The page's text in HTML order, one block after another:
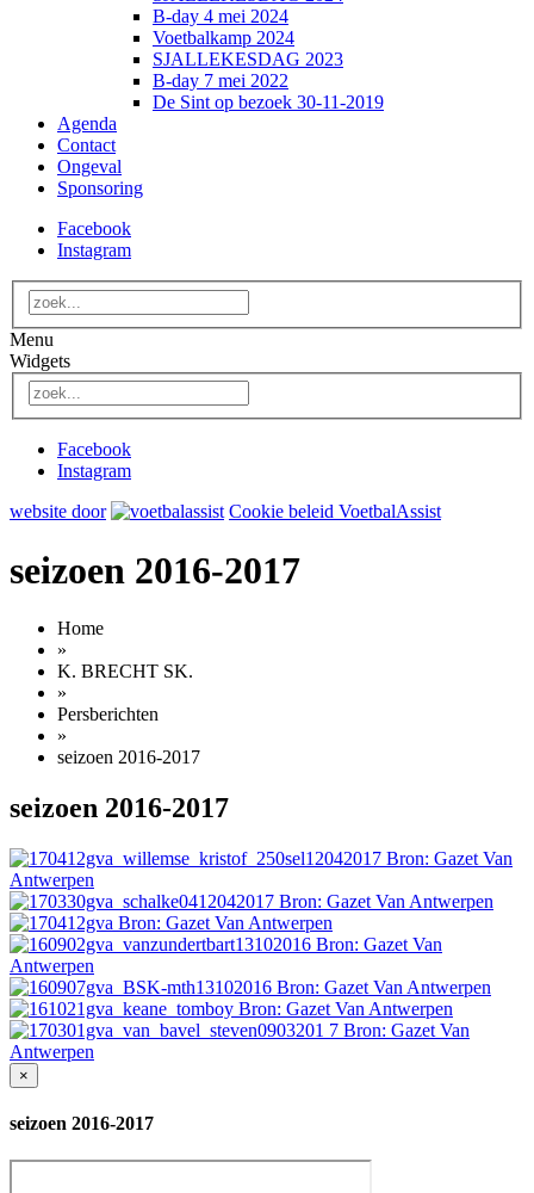
B-day 4 mei 2024
Voetbalkamp 2024
SJALLEKESDAG 2023
B-day 7 mei 2022
De Sint op bezoek 30-11-2019
Agenda
Contact
Ongeval
Sponsoring
Facebook
Instagram
Menu
Widgets
Facebook
Instagram
website door
Cookie beleid VoetbalAssist
seizoen 2016-2017
Home
»
K. BRECHT SK.
»
Persberichten
»
seizoen 2016-2017
seizoen 2016-2017
×
seizoen 2016-2017